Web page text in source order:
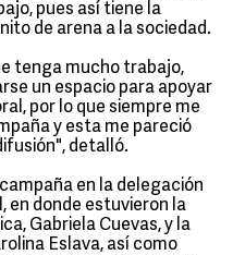
pues así tiene la
de arena a la sociedad.
tenga mucho trabajo,
un espacio para apoyar
por lo que siempre me
y esta me pareció
detalló.
en la delegación
en donde estuvieron la
Gabriela Cuevas, y la
Eslava, así como